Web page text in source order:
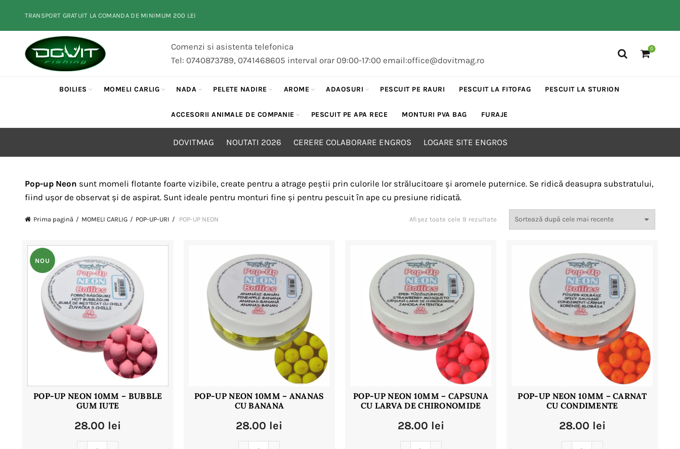
TRANSPORT GRATUIT LA COMANDA DE MINIMUM 200 LEI
Comenzi si asistenta telefonica
Tel: 0740873789, 0741468605 interval orar 09:00-17:00 email:office@dovitmag.ro
0
BOILIES MOMELI CARLIG NADA PELETE NADIRE AROME ADAOSURI PESCUIT PE RAURI PESCUIT LA FITOFAG PESCUIT LA STURION
ACCESORII ANIMALE DE COMPANIE PESCUIT PE APA RECE MONTURI PVA BAG FURAJE
DOVITMAG NOUTATI 2026 CERERE COLABORARE ENGROS LOGARE SITE ENGROS
Pop-up Neon sunt momeli flotante foarte vizibile, create pentru a atrage peștii prin culorile lor strălucitoare și aromele puternice. Se ridică deasupra substratului,
fiind ușor de observat și de aspirat. Sunt ideale pentru monturi fine și pentru pescuit în ape cu presiune ridicată.
Prima pagină MOMELI CARLIG POP-UP-URI POP-UP NEON Afișez toate cele 9 rezultate Sortat
după
NOU
POP-UP NEON 10MM – BUBBLE
GUM IUTE
28.00 lei
POP-UP NEON 10MM – ANANAS
CU BANANA
28.00 lei
POP-UP NEON 10MM – CAPSUNA
CU LARVA DE CHIRONOMIDE
28.00 lei
POP-UP NEON 10MM – CARNAT
CU CONDIMENTE
28.00 lei